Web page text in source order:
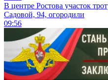
В центре Ростова участок
Садовой, 94, огородили
09:56